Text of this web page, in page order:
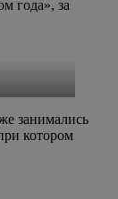
года», за
занимались
котором